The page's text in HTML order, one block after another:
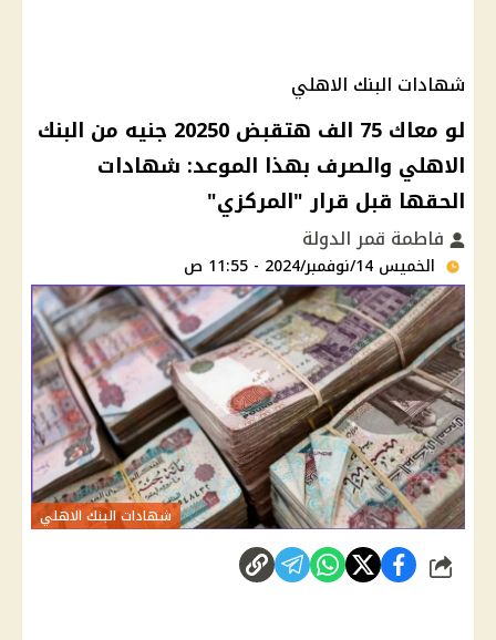
شهادات البنك الاهلي
لو معاك 75 الف هتقبض 20250 جنيه من البنك
الاهلي والصرف بهذا الموعد: شهادات
الحقها قبل قرار "المركزي"
فاطمة قمر الدولة
الخميس 14/نوفمبر/2024 - 11:55 ص
شهادات البنك الاهلي
شارك